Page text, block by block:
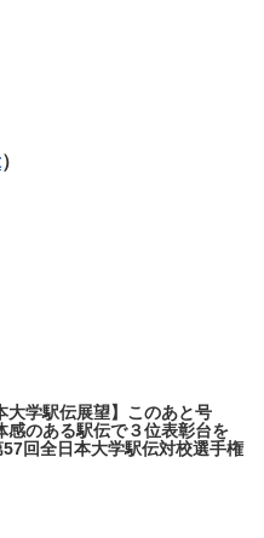
）
大学駅伝展望】このあと号
感のある駅伝で３位表彰台を
回全日本大学駅伝対校選手権